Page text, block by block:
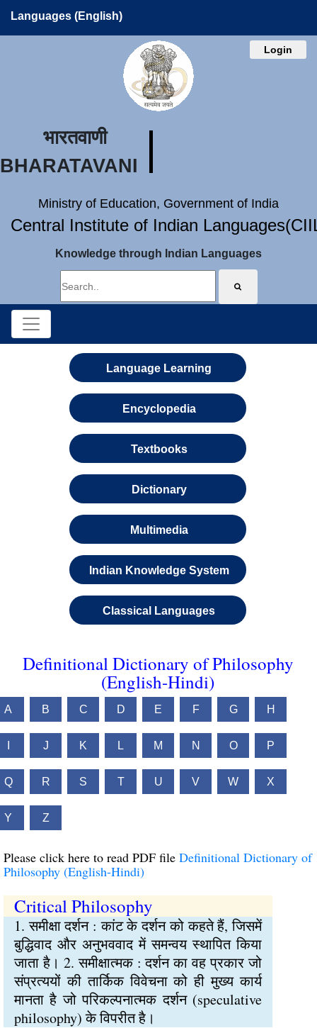
Languages (English)
Login
भारतवाणी
BHARATAVANI
Ministry of Education, Government of India
Central Institute of Indian
Knowledge through Indian Languages
Language Learning
Encyclopedia
Textbooks
Dictionary
Multimedia
Indian Knowledge System
Classical Languages
Definitional Dictionary of Philosophy
(English-Hindi)
A B C D E F G H
J K L M N O P
Q R S T U V W X
Y Z
Please click here to read PDF file Definitional Dictionary of
Philosophy (English-Hindi)
Critical Philosophy
1. समीक्षा दर्शन : कांट के दर्शन को कहते हैं, जिसमें
बुद्धिवाद और अनुभववाद में समन्वय स्थापित किया
जाता है। 2. समीक्षात्मक : दर्शन का वह प्रकार जो
संप्रत्ययों की तार्किक विवेचना को ही मुख्य कार्य
मानता है जो परिकल्पनात्मक दर्शन (speculative
philosophy) के विपरीत है।